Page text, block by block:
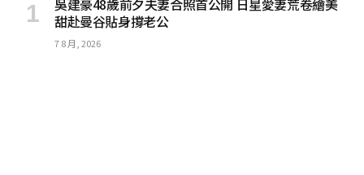
吳建豪48歲前夕夫妻合照首公開 日星愛妻荒卷繪美
甜赴曼谷貼身撐老公
7 8 月, 2026